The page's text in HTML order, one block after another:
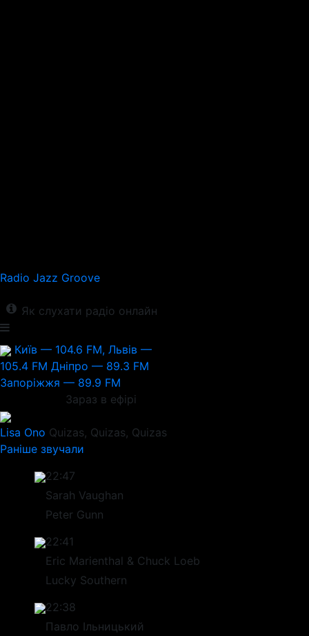
Radio Jazz Groove
Як слухати радіо онлайн
Київ — 104.6 FM, Львів —
105.4 FM Дніпро — 89.3 FM
Запоріжжя — 89.9 FM
Зараз в ефірі
Lisa Ono Quizas, Quizas, Quizas
Раніше звучали
22:47
Sarah Vaughan
Peter Gunn
22:41
Eric Marienthal & Chuck Loeb
Lucky Southern
22:38
Павло Ільницький